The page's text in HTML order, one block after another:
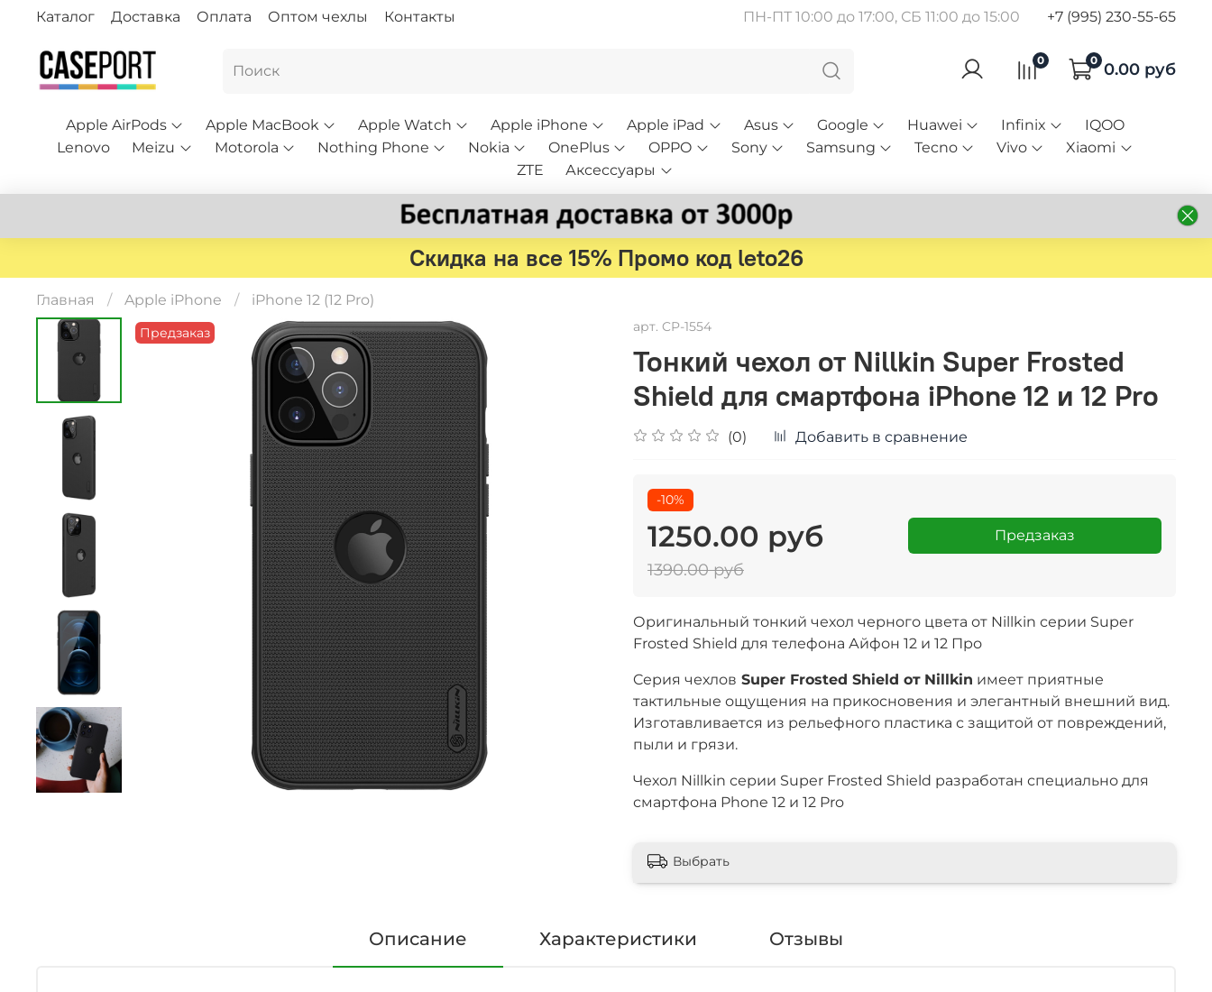
Каталог Доставка Оплата Оптом чехлы Контакты ПН-ПТ 10:00 до 17:00, СБ 11:00 до 15:00 +7 (995) 230-55-65
0 0 0.00 руб
Apple AirPods Apple MacBook Apple Watch Apple iPhone Apple iPad Asus Google Huawei Infinix
IQOO
Lenovo
Meizu Motorola Nothing Phone Nokia OnePlus OPPO Sony Samsung Tecno Vivo
Xiaomi
ZTE
Аксессуары
Скидка на все 15% Промо код leto26
Главная Apple iPhone iPhone 12 (12 Pro)
Предзаказ арт. CP-1554
Тонкий чехол от Nillkin Super Frosted
Shield для смартфона iPhone 12 и 12 Pro
(0) Добавить в сравнение
-10%
1250.00 руб
1390.00 руб
Предзаказ
Оригинальный тонкий чехол черного цвета от Nillkin серии Super
Frosted Shield для телефона Айфон 12 и 12 Про
Cерия чехлов Super Frosted Shield от Nillkin имеет приятные
тактильные ощущения на прикосновения и элегантный внешний вид.
Изготавливается из рельефного пластика с защитой от повреждений,
пыли и грязи.
Чехол Nillkin серии Super Frosted Shield разработан специально для
смартфона Phone 12 и 12 Pro
Выбрать
Описание Характеристики Отзывы